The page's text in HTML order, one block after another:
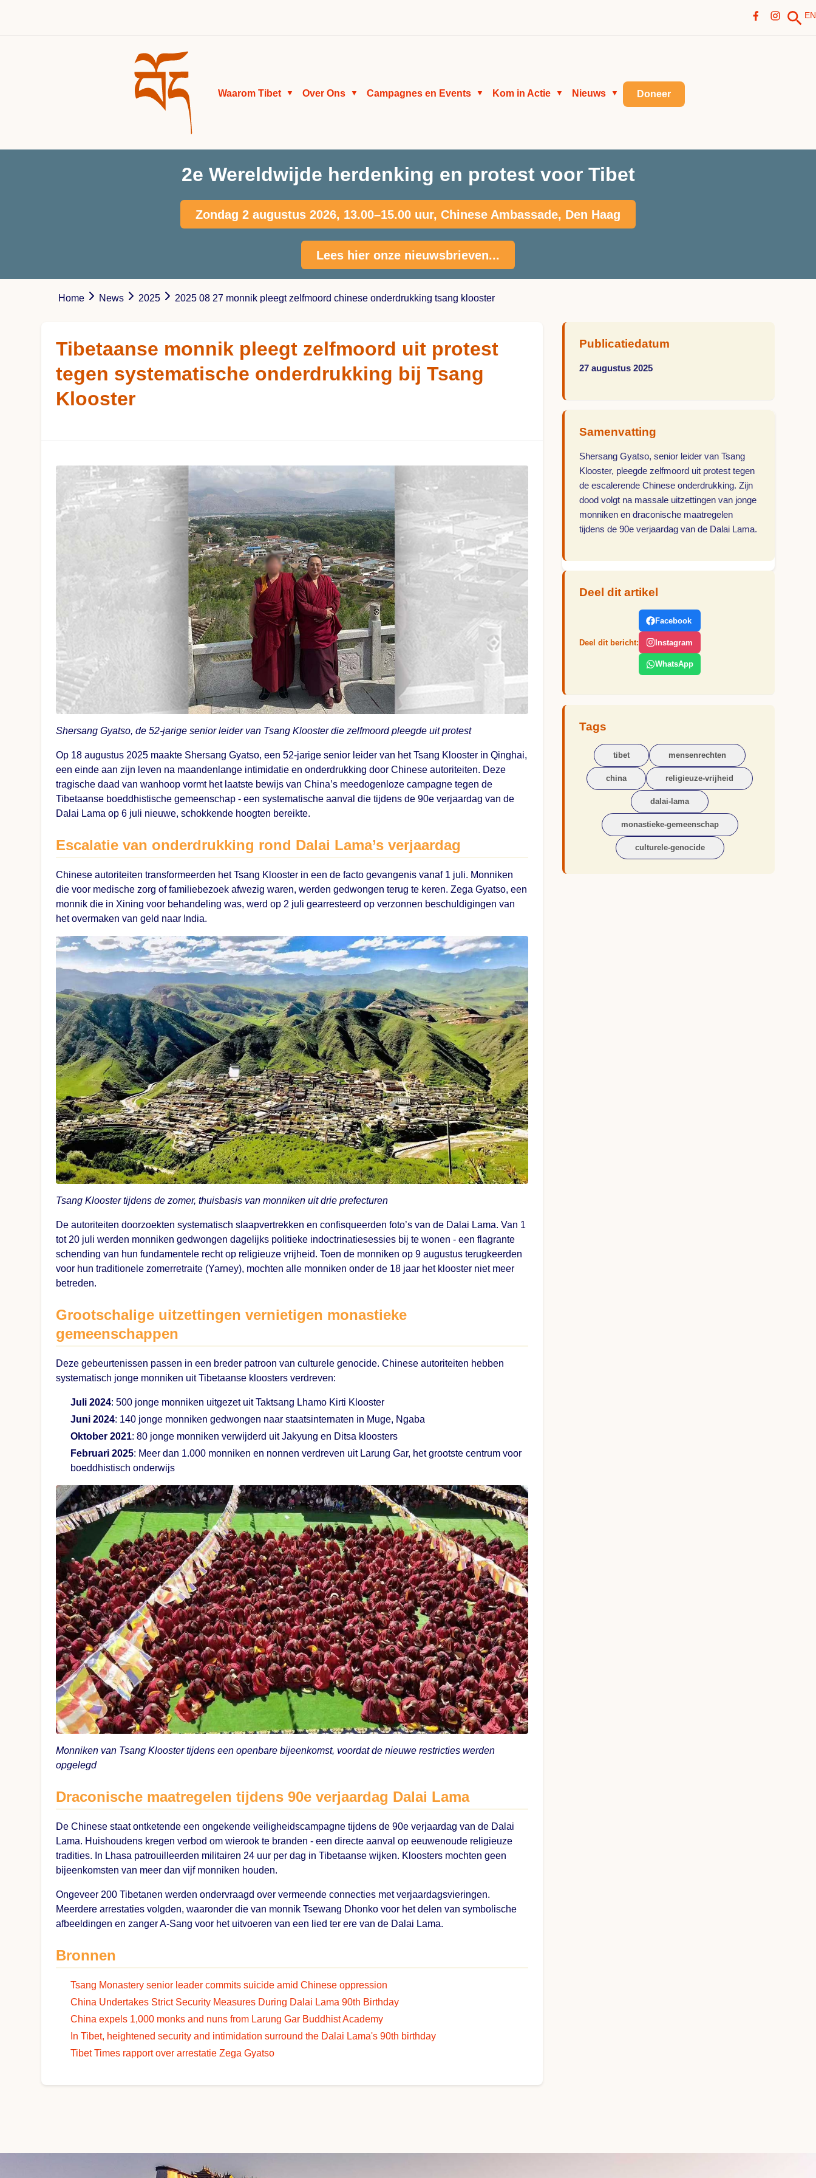
EN
Waarom Tibet ▼ Over Ons ▼ Campagnes en Events ▼ Kom in Actie ▼ Nieuws ▼ Doneer
2e Wereldwijde herdenking en protest voor Tibet
Zondag 2 augustus 2026, 13.00–15.00 uur, Chinese Ambassade, Den Haag
Lees hier onze nieuwsbrieven...
Home News 2025 2025 08 27 monnik pleegt zelfmoord chinese onderdrukking tsang klooster
Tibetaanse monnik pleegt zelfmoord uit protest
tegen systematische onderdrukking bij Tsang
Klooster
Shersang Gyatso, de 52-jarige senior leider van Tsang Klooster die zelfmoord pleegde uit protest
Op 18 augustus 2025 maakte Shersang Gyatso, een 52-jarige senior leider van het Tsang Klooster in Qinghai,
een einde aan zijn leven na maandenlange intimidatie en onderdrukking door Chinese autoriteiten. Deze
tragische daad van wanhoop vormt het laatste bewijs van China’s meedogenloze campagne tegen de
Tibetaanse boeddhistische gemeenschap - een systematische aanval die tijdens de 90e verjaardag van de
Dalai Lama op 6 juli nieuwe, schokkende hoogten bereikte.
Escalatie van onderdrukking rond Dalai Lama’s verjaardag
Chinese autoriteiten transformeerden het Tsang Klooster in een de facto gevangenis vanaf 1 juli. Monniken
die voor medische zorg of familiebezoek afwezig waren, werden gedwongen terug te keren. Zega Gyatso, een
monnik die in Xining voor behandeling was, werd op 2 juli gearresteerd op verzonnen beschuldigingen van
het overmaken van geld naar India.
Tsang Klooster tijdens de zomer, thuisbasis van monniken uit drie prefecturen
De autoriteiten doorzoekten systematisch slaapvertrekken en confisqueerden foto’s van de Dalai Lama. Van 1
tot 20 juli werden monniken gedwongen dagelijks politieke indoctrinatiesessies bij te wonen - een flagrante
schending van hun fundamentele recht op religieuze vrijheid. Toen de monniken op 9 augustus terugkeerden
voor hun traditionele zomerretraite (Yarney), mochten alle monniken onder de 18 jaar het klooster niet meer
betreden.
Grootschalige uitzettingen vernietigen monastieke
gemeenschappen
Deze gebeurtenissen passen in een breder patroon van culturele genocide. Chinese autoriteiten hebben
systematisch jonge monniken uit Tibetaanse kloosters verdreven:
Juli 2024: 500 jonge monniken uitgezet uit Taktsang Lhamo Kirti Klooster
Juni 2024: 140 jonge monniken gedwongen naar staatsinternaten in Muge, Ngaba
Oktober 2021: 80 jonge monniken verwijderd uit Jakyung en Ditsa kloosters
Februari 2025: Meer dan 1.000 monniken en nonnen verdreven uit Larung Gar, het grootste centrum voor
boeddhistisch onderwijs
Monniken van Tsang Klooster tijdens een openbare bijeenkomst, voordat de nieuwe restricties werden
opgelegd
Draconische maatregelen tijdens 90e verjaardag Dalai Lama
De Chinese staat ontketende een ongekende veiligheidscampagne tijdens de 90e verjaardag van de Dalai
Lama. Huishoudens kregen verbod om wierook te branden - een directe aanval op eeuwenoude religieuze
tradities. In Lhasa patrouilleerden militairen 24 uur per dag in Tibetaanse wijken. Kloosters mochten geen
bijeenkomsten van meer dan vijf monniken houden.
Ongeveer 200 Tibetanen werden ondervraagd over vermeende connecties met verjaardagsvieringen.
Meerdere arrestaties volgden, waaronder die van monnik Tsewang Dhonko voor het delen van symbolische
afbeeldingen en zanger A-Sang voor het uitvoeren van een lied ter ere van de Dalai Lama.
Bronnen
Tsang Monastery senior leader commits suicide amid Chinese oppression
China Undertakes Strict Security Measures During Dalai Lama 90th Birthday
China expels 1,000 monks and nuns from Larung Gar Buddhist Academy
In Tibet, heightened security and intimidation surround the Dalai Lama's 90th birthday
Tibet Times rapport over arrestatie Zega Gyatso
Publicatiedatum
27 augustus 2025
Samenvatting
Shersang Gyatso, senior leider van Tsang
Klooster, pleegde zelfmoord uit protest tegen
de escalerende Chinese onderdrukking. Zijn
dood volgt na massale uitzettingen van jonge
monniken en draconische maatregelen
tijdens de 90e verjaardag van de Dalai Lama.
Deel dit artikel
Deel dit bericht:
Facebook
Instagram
WhatsApp
Tags
tibet mensenrechten
china religieuze-vrijheid
dalai-lama
monastieke-gemeenschap
culturele-genocide